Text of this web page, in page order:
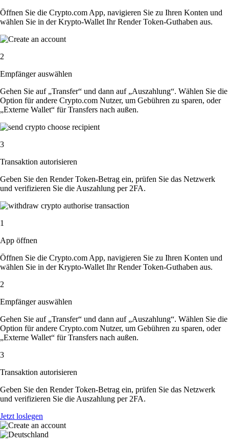
Öffnen Sie die Crypto.com App, navigieren Sie zu Ihren Konten und
wählen Sie in der Krypto-Wallet Ihr Render Token-Guthaben aus.
2
Empfänger auswählen
Gehen Sie auf „Transfer“ und dann auf „Auszahlung“. Wählen Sie die
Option für andere Crypto.com Nutzer, um Gebühren zu sparen, oder
„Externe Wallet“ für Transfers nach außen.
3
Transaktion autorisieren
Geben Sie den Render Token-Betrag ein, prüfen Sie das Netzwerk
und verifizieren Sie die Auszahlung per 2FA.
1
App öffnen
Öffnen Sie die Crypto.com App, navigieren Sie zu Ihren Konten und
wählen Sie in der Krypto-Wallet Ihr Render Token-Guthaben aus.
2
Empfänger auswählen
Gehen Sie auf „Transfer“ und dann auf „Auszahlung“. Wählen Sie die
Option für andere Crypto.com Nutzer, um Gebühren zu sparen, oder
„Externe Wallet“ für Transfers nach außen.
3
Transaktion autorisieren
Geben Sie den Render Token-Betrag ein, prüfen Sie das Netzwerk
und verifizieren Sie die Auszahlung per 2FA.
Jetzt loslegen